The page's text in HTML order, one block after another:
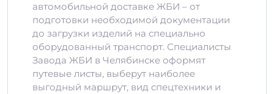
автомобильной доставке ЖБИ – от
подготовки необходимой документации
до загрузки изделий на специально
оборудованный транспорт. Специалисты
Завода ЖБИ в Челябинске оформят
путевые листы, выберут наиболее
выгодный маршрут, вид спецтехники и